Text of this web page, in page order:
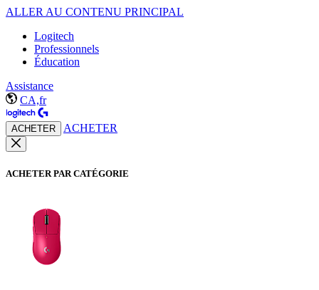
ALLER AU CONTENU PRINCIPAL
Logitech
Professionnels
Éducation
Assistance
CA,fr
ACHETER ACHETER
ACHETER PAR CATÉGORIE